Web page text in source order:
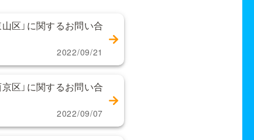
山区」に関するお問い合
2022/09/21
京区」に関するお問い合
2022/09/07